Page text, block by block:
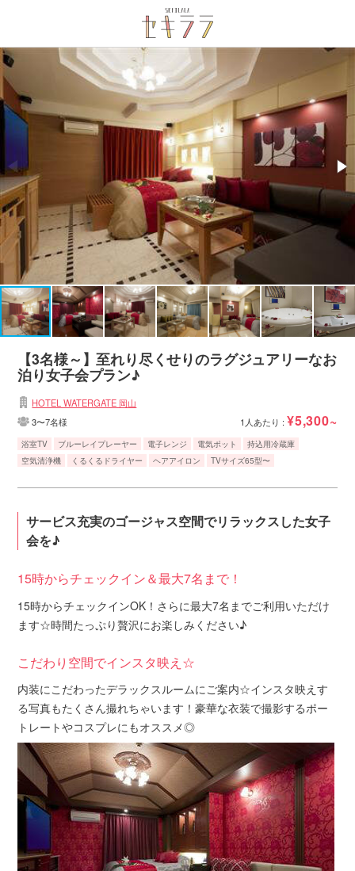
【3名様～】至れり尽くせりのラグジュアリーなお
泊り女子会プラン♪
HOTEL WATERGATE 岡山
3〜7名様
1人あたり :¥5,300~
浴室TV ブルーレイプレーヤー 電子レンジ 電気ポット
持込用冷蔵庫
空気清浄機
くるくるドライヤー ヘアアイロン TVサイズ65型〜
サービス充実のゴージャス空間でリラックスした女子
会を♪
15時からチェックイン＆最大7名まで！
15時からチェックインOK！さらに最大7名までご利用いただけ
ます☆時間たっぷり贅沢にお楽しみください♪
こだわり空間でインスタ映え☆
内装にこだわったデラックスルームにご案内☆インスタ映えす
る写真もたくさん撮れちゃいます！豪華な衣装で撮影するポー
トレートやコスプレにもオススメ◎